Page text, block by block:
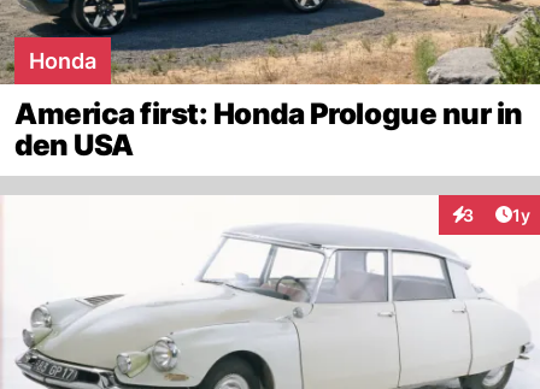
Honda
America first: Honda Prologue nur in
den USA
3 1y